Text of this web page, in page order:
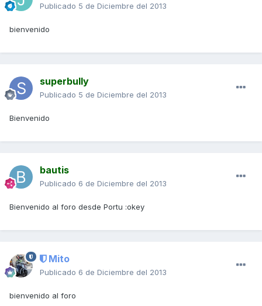
Publicado 5 de Diciembre del 2013
bienvenido
superbully
Publicado 5 de Diciembre del 2013
Bienvenido
bautis
Publicado 6 de Diciembre del 2013
Bienvenido al foro desde Portu :okey
Mito
Publicado 6 de Diciembre del 2013
bienvenido al foro